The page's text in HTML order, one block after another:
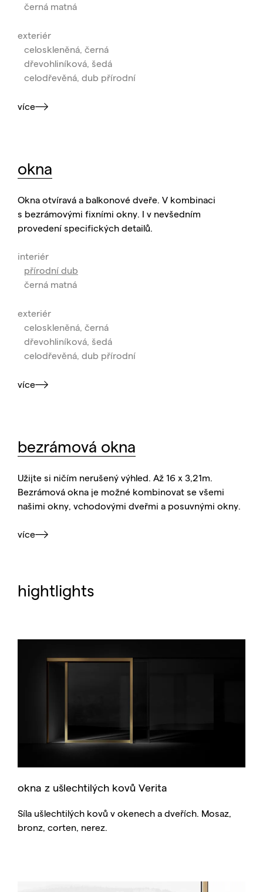
černá matná
exteriér
celoskleněná, černá
dřevohliníková, šedá
celodřevěná, dub přírodní
více
okna
Okna otvíravá a balkonové dveře. V kombinaci
s bezrámovými fixními okny. I v nevšedním
provedení specifických detailů.
interiér
přírodní dub
černá matná
exteriér
celoskleněná, černá
dřevohliníková, šedá
celodřevěná, dub přírodní
více
bezrámová okna
Užijte si ničím nerušený výhled. Až 16 x 3,21m.
Bezrámová okna je možné kombinovat se všemi
našimi okny, vchodovými dveřmi a posuvnými okny.
více
hightlights
okna z ušlechtilých kovů Verita
Síla ušlechtilých kovů v okenech a dveřích. Mosaz,
bronz, corten, nerez.